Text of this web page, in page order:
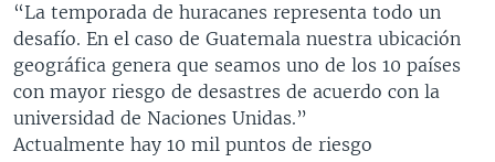
“La temporada de huracanes representa todo un
desafío. En el caso de Guatemala nuestra ubicación
geográfica genera que seamos uno de los 10 países
con mayor riesgo de desastres de acuerdo con la
universidad de Naciones Unidas.”
Actualmente hay 10 mil puntos de riesgo